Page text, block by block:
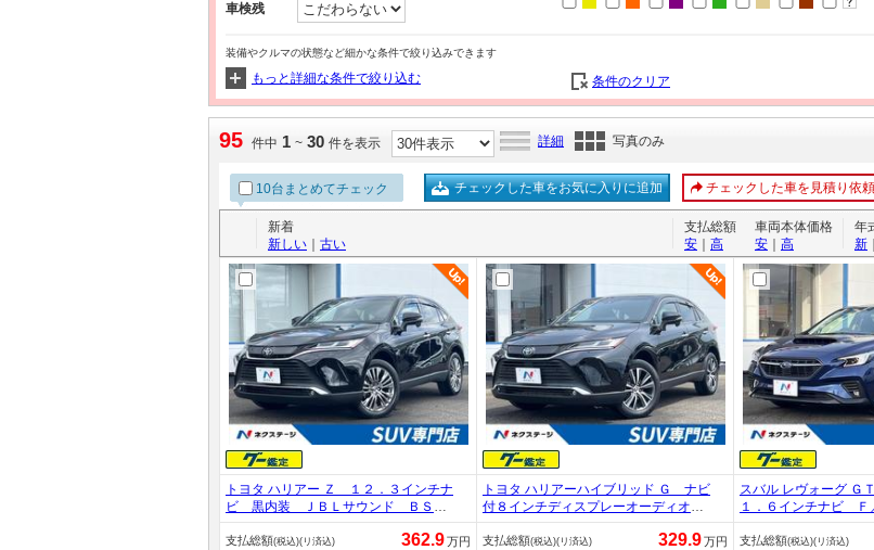
車検残
装備やクルマの状態など細かな条件で絞り込みできます
もっと詳細な条件で絞り込む 条件のクリア
95 件中 1 ~ 30 件を表示 詳細 写真のみ
10台まとめてチェック チェックした車をお気に入りに追加 チェックした車を見積り依
新着
新しい
古い
支払総額
安
高
車両本体価格
安
高
年
新
トヨタ ハリアー Ｚ １２．３インチナ
ビ 黒内装 ＪＢＬサウンド ＢＳ
Ｍ 純正１９インチアルミ ヘッドア
ップディスプレイ パワーバックド
トヨタ ハリアーハイブリッド Ｇ ナビ
付８インチディスプレーオーディオ
黒内装 バックカメラ ＥＴＣ デジ
タルミラー ハーフレザーシート パ
スバル レヴォーグ
１．６インチナビ Ｆ
メラ ファブリックシ
付きパワーシート レ
支払総額(税込)(リ済込) 362.9万円 支払総額(税込)(リ済込) 329.9万円 支払総額(税込)(リ済込)